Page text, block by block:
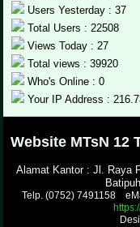
Users Yesterday : 37
Total Users : 22508
Views Today : 27
Total views : 39920
Who's Online : 0
Your IP Address :
Website MTsN 12
Alamat Kantor : Jl. Raya
Telp. (0752) 7491158